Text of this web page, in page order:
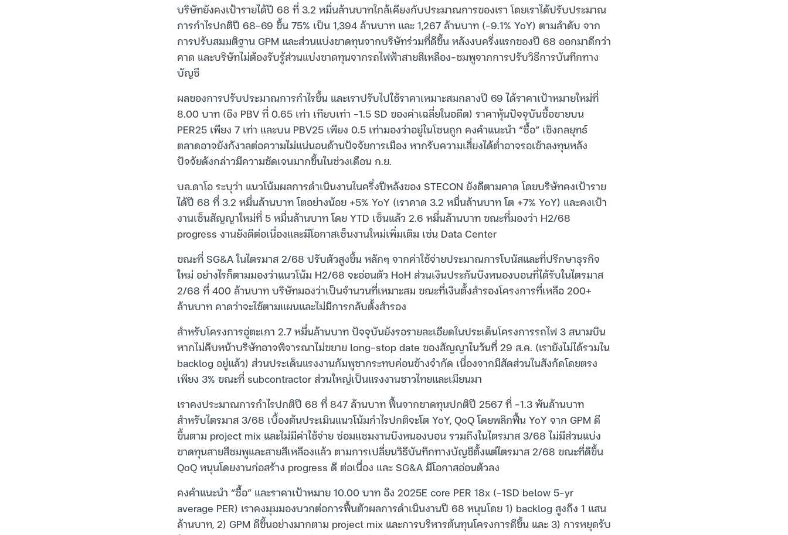
บริษัทยังคงเป้ารายได้ปี 68 ที่ 3.2 หมื่นล้านบาทใกล้เคียงกับประมาณการของเรา โดยเราได้ปรับประมาณ
การกำไรปกติปี 68-69 ขึ้น 75% เป็น 1,394 ล้านบาท และ 1,267 ล้านบาท (-9.1% YoY) ตามลำดับ จาก
การปรับสมมติฐาน GPM และส่วนแบ่งขาดทุนจากบริษัทร่วมที่ดีขึ้น หลังงบครึ่งแรกของปี 68 ออกมาดีกว่า
คาด และบริษัทไม่ต้องรับรู้ส่วนแบ่งขาดทุนจากรถไฟฟ้าสายสีเหลือง-ชมพูจากการปรับวิธีการบันทึกทาง
บัญชี
ผลของการปรับประมาณการกำไรขึ้น และเราปรับไปใช้ราคาเหมาะสมกลางปี 69 ได้ราคาเป้าหมายใหม่ที่
8.00 บาท (อิง PBV ที่ 0.65 เท่า เทียบเท่า -1.5 SD ของค่าเฉลี่ยในอดีต) ราคาหุ้นปัจจุบันซื้อขายบน
PER25 เพียง 7 เท่า และบน PBV25 เพียง 0.5 เท่ามองว่าอยู่ในโซนถูก คงคำแนะนำ “ซื้อ” เชิงกลยุทธ์
ตลาดอาจยังกังวลต่อความไม่แน่นอนด้านปัจจัยการเมือง หากรับความเสี่ยงได้ต่ำอาจรอเข้าลงทุนหลัง
ปัจจัยดังกล่าวมีความชัดเจนมากขึ้นในช่วงเดือน ก.ย.
บล.ดาโอ ระบุว่า แนวโน้มผลการดำเนินงานในครึ่งปีหลังของ STECON ยังดีตามคาด โดยบริษัทคงเป้าราย
ได้ปี 68 ที่ 3.2 หมื่นล้านบาท โตอย่างน้อย +5% YoY (เราคาด 3.2 หมื่นล้านบาท โต +7% YoY) และคงเป้า
งานเซ็นสัญญาใหม่ที่ 5 หมื่นล้านบาท โดย YTD เซ็นแล้ว 2.6 หมื่นล้านบาท ขณะที่มองว่า H2/68
progress งานยังดีต่อเนื่องและมีโอกาสเซ็นงานใหม่เพิ่มเติม เช่น Data Center
ขณะที่ SG&A ในไตรมาส 2/68 ปรับตัวสูงขึ้น หลักๆ จากค่าใช้จ่ายประมาณการโบนัสและที่ปรึกษาธุรกิจ
ใหม่ อย่างไรก็ตามมองว่าแนวโน้ม H2/68 จะอ่อนตัว HoH ส่วนเงินประกันบึงหนองบอนที่ได้รับในไตรมาส
2/68 ที่ 400 ล้านบาท บริษัทมองว่าเป็นจำนวนที่เหมาะสม ขณะที่เงินตั้งสำรองโครงการที่เหลือ 200+
ล้านบาท คาดว่าจะใช้ตามแผนและไม่มีการกลับตั้งสำรอง
สำหรับโครงการอู่ตะเภา 2.7 หมื่นล้านบาท ปัจจุบันยังรอรายละเอียดในประเด็นโครงการรถไฟ 3 สนามบิน
หากไม่คืบหน้าบริษัทอาจพิจารณาไม่ขยาย long-stop date ของสัญญาในวันที่ 29 ส.ค. (เรายังไม่ได้รวมใน
backlog อยู่แล้ว) ส่วนประเด็นแรงงานกัมพูชากระทบค่อนข้างจำกัด เนื่องจากมีสัดส่วนในสังกัดโดยตรง
เพียง 3% ขณะที่ subcontractor ส่วนใหญ่เป็นแรงงานชาวไทยและเมียนมา
เราคงประมาณการกำไรปกติปี 68 ที่ 847 ล้านบาท ฟื้นจากขาดทุนปกติปี 2567 ที่ -1.3 พันล้านบาท
สำหรับไตรมาส 3/68 เบื้องต้นประเมินแนวโน้มกำไรปกติจะโต YoY, QoQ โดยพลิกฟื้น YoY จาก GPM ดี
ขึ้นตาม project mix และไม่มีค่าใช้จ่าย ซ่อมแซมงานบึงหนองบอน รวมถึงในไตรมาส 3/68 ไม่มีส่วนแบ่ง
ขาดทุนสายสีชมพูและสายสีเหลืองแล้ว ตามการเปลี่ยนวิธีบันทึกทางบัญชีตั้งแต่ไตรมาส 2/68 ขณะที่ดีขึ้น
QoQ หนุนโดยงานก่อสร้าง progress ดี ต่อเนื่อง และ SG&A มีโอกาสอ่อนตัวลง
คงคำแนะนำ “ซื้อ” และราคาเป้าหมาย 10.00 บาท อิง 2025E core PER 18x (-1SD below 5-yr
average PER) เราคงมุมมองบวกต่อการฟื้นตัวผลการดำเนินงานปี 68 หนุนโดย 1) backlog สูงถึง 1 แสน
ล้านบาท, 2) GPM ดีขึ้นอย่างมากตาม project mix และการบริหารต้นทุนโครงการดีขึ้น และ 3) การหยุดรับ